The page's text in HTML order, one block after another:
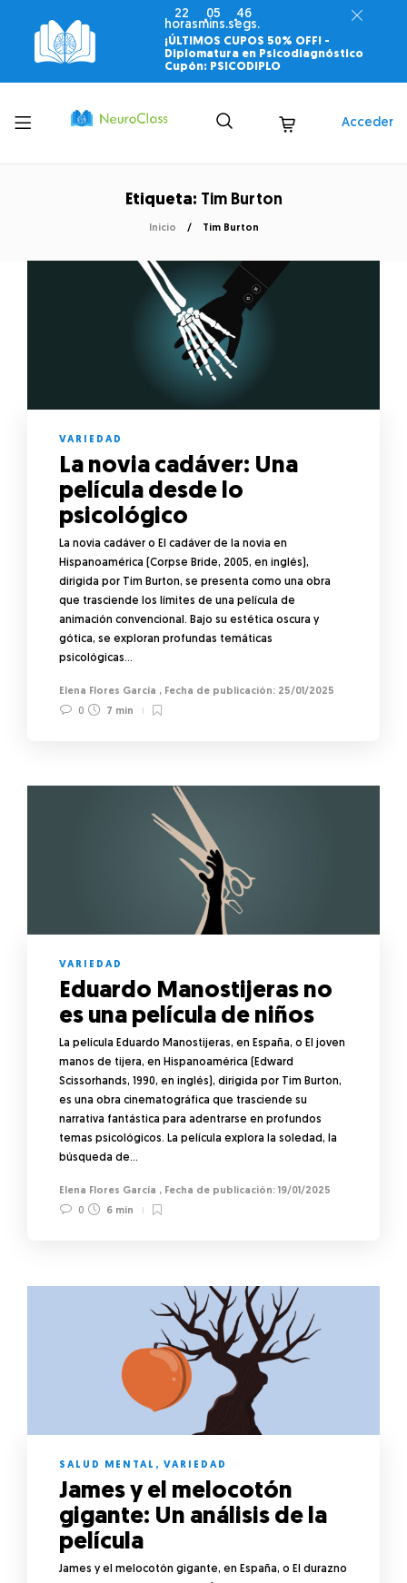
22
horas
05
mins.
46
segs.
¡ÚLTIMOS CUPOS 50% OFF! -
Diplomatura en Psicodiagnóstico
Cupón: PSICODIPLO
Toggle
menu
Acceder
Etiqueta: Tim Burton
Inicio Tim Burton
VARIEDAD
La novia cadáver: Una
película desde lo
psicológico
La novia cadáver o El cadáver de la novia en
Hispanoamérica (Corpse Bride, 2005, en inglés),
dirigida por Tim Burton, se presenta como una obra
que trasciende los límites de una película de
animación convencional. Bajo su estética oscura y
gótica, se exploran profundas temáticas
psicológicas…
Elena Flores García ,
25/01/2025
0
7 min
VARIEDAD
Eduardo Manostijeras no
es una película de niños
La película Eduardo Manostijeras, en España, o El joven
manos de tijera, en Hispanoamérica (Edward
Scissorhands, 1990, en inglés), dirigida por Tim Burton,
es una obra cinematográfica que trasciende su
narrativa fantástica para adentrarse en profundos
temas psicológicos. La película explora la soledad, la
búsqueda de…
Elena Flores García ,
19/01/2025
0
6 min
SALUD MENTAL , VARIEDAD
James y el melocotón
gigante: Un análisis de la
película
James y el melocotón gigante, en España, o El durazno